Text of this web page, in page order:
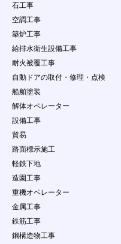
三者の名誉や社会的信
感や精神的な損害を与
（８）
コンテンツ閲覧者を含
法人・団体・組織等の
（９）
本サービスで得た情報
目的の範囲を超えて第
又は営業を目的とした
と（営利を目的とした
（１１）
会員ＩＤ・パスワード
する行為
（１２）
会員情報・案件情報な
（１３）
当社が、本サービスの
あると判断する量のデ
担をかける行為（不正
ルス、ワーム、その他
ーバーに送信し、また
為など）
石工事
空調工事
築炉工事
給排水衛生設備工事
耐火被覆工事
自動ドアの取付・修理・点検
船舶塗装
解体オペレーター
設備工事
貿易
路面標示施工
軽鉄下地
造園工事
重機オペレーター
金属工事
鉄筋工事
鋼構造物工事